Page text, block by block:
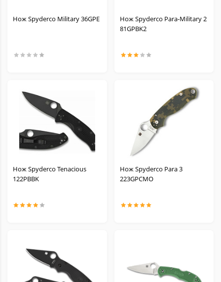
Нож Spyderco Military 36GPE
Нож Spyderco Para-Military 2
81GPBK2
Нож Spyderco Tenacious
122PBBK
Нож Spyderco Para 3
223GPCMO